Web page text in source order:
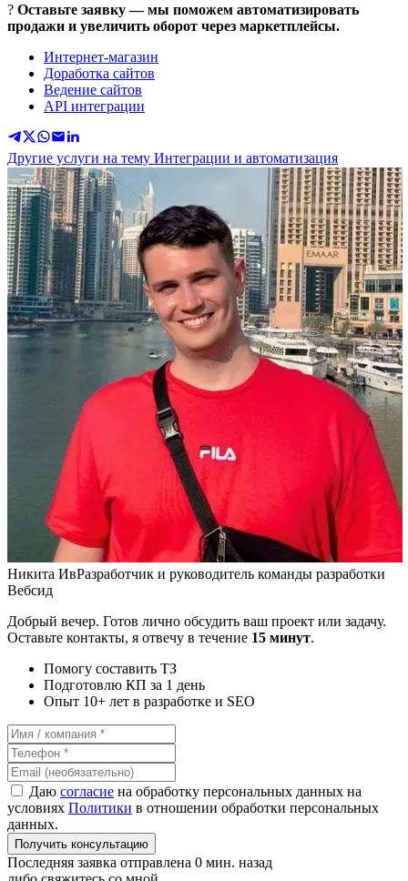
? Оставьте заявку — мы поможем автоматизировать
продажи и увеличить оборот через маркетплейсы.
Интернет-магазин
Доработка сайтов
Ведение сайтов
API интеграции
Другие услуги на тему Интеграции и автоматизация
Никита ИвРазработчик и руководитель команды разработки
Вебсид
Добрый вечер. Готов лично обсудить ваш проект или задачу.
Оставьте контакты, я отвечу в течение 15 минут.
Помогу составить ТЗ
Подготовлю КП за 1 день
Опыт 10+ лет в разработке и SEO
Даю согласие на обработку персональных данных на
условиях Политики в отношении обработки персональных
данных.
Получить консультацию
Последняя заявка отправлена 0 мин. назад